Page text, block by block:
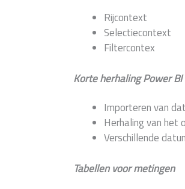
Rijcontext
Selectiecontext
Filtercontex
Korte herhaling Power
Importeren van
Herhaling van
Verschillende
Tabellen voor metingen